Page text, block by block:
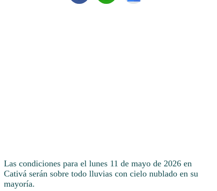
Las condiciones para el lunes 11 de mayo de 2026 en
Cativá serán sobre todo lluvias con cielo nublado en su
mayoría.